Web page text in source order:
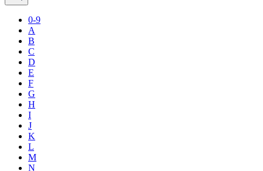
0-9
A
B
C
D
E
F
G
H
I
J
K
L
M
N